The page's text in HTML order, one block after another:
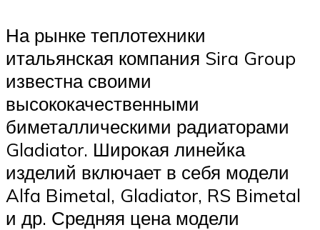
На рынке теплотехники
итальянская компания Sira Group
известна своими
высококачественными
биметаллическими радиаторами
Gladiator. Широкая линейка
изделий включает в себя модели
Alfa Bimetal, Gladiator, RS Bimetal
и др. Средняя цена модели